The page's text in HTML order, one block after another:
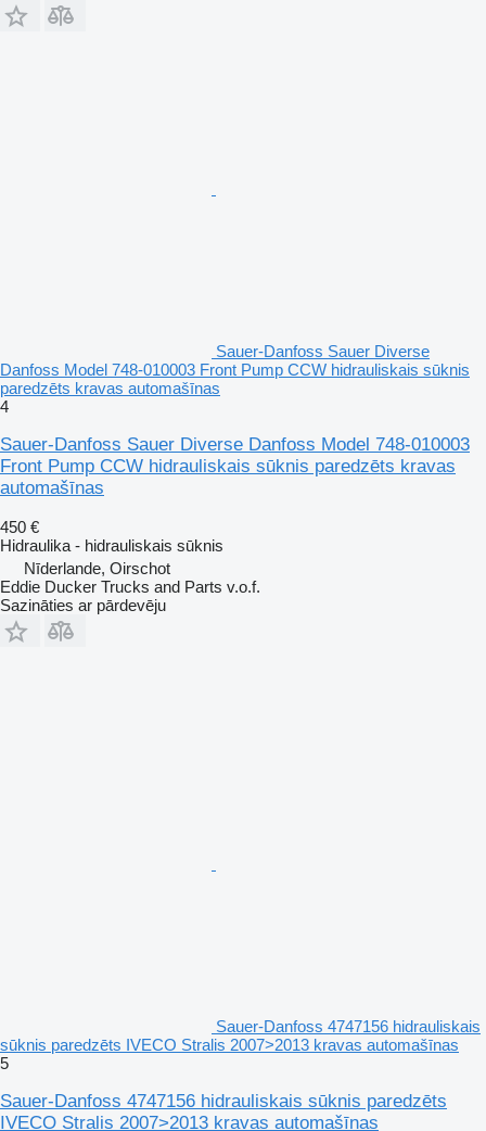
Sauer-Danfoss Sauer Diverse
Danfoss Model 748-010003 Front Pump CCW hidrauliskais sūknis
paredzēts kravas automašīnas
4
Sauer-Danfoss Sauer Diverse Danfoss Model 748-010003
Front Pump CCW hidrauliskais sūknis paredzēts kravas
automašīnas
450 €
Hidraulika - hidrauliskais sūknis
Nīderlande, Oirschot
Eddie Ducker Trucks and Parts v.o.f.
Sazināties ar pārdevēju
Sauer-Danfoss 4747156 hidrauliskais
sūknis paredzēts IVECO Stralis 2007>2013 kravas automašīnas
5
Sauer-Danfoss 4747156 hidrauliskais sūknis paredzēts
IVECO Stralis 2007>2013 kravas automašīnas